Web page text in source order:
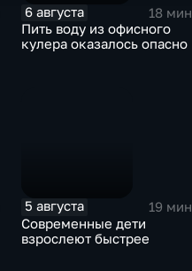
6 августа
18 мин
Пить воду из офисного
кулера оказалось опасно
5 августа
19 мин
Современные дети
взрослеют быстрее